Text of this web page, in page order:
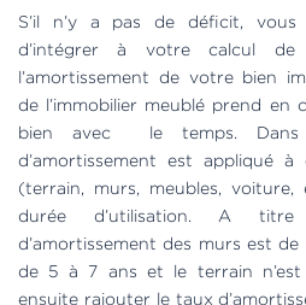
S’il n’y a pas de déficit, vous
d’intégrer à votre calcul
l’amortissement de votre bien
de l’immobilier meublé prend en
bien avec le temps.
d’amortissement est appliqué
(terrain, murs, meubles,
durée d’utilisation. A titre
d’amortissement des murs est
de 5 à 7 ans et le terrain n’est
ensuite rajouter le taux